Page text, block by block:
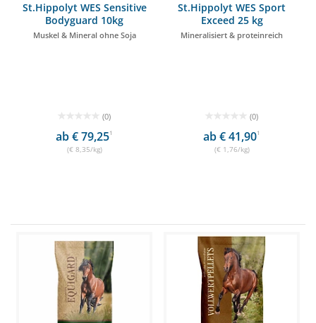
St.Hippolyt WES Sensitive
Bodyguard 10kg
Muskel & Mineral ohne Soja
(0)
ab € 79,251
(€ 8,35/kg)
St.Hippolyt WES Sport
Exceed 25 kg
Mineralisiert & proteinreich
(0)
ab € 41,901
(€ 1,76/kg)